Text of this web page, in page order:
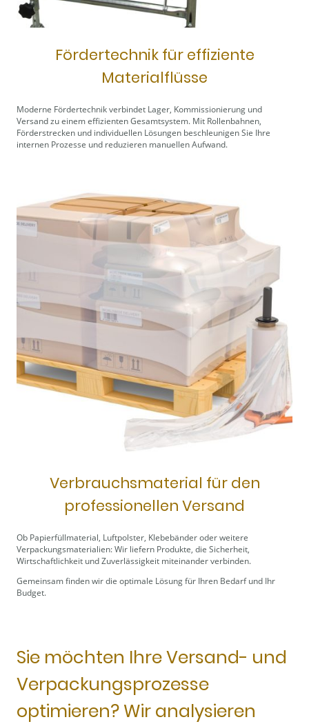
Fördertechnik für effiziente
Materialflüsse
Moderne Fördertechnik verbindet Lager, Kommissionierung und
Versand zu einem effizienten Gesamtsystem. Mit Rollenbahnen,
Förderstrecken und individuellen Lösungen beschleunigen Sie Ihre
internen Prozesse und reduzieren manuellen Aufwand.
Verbrauchsmaterial für den
professionellen Versand
Ob Papierfüllmaterial, Luftpolster, Klebebänder oder weitere
Verpackungsmaterialien: Wir liefern Produkte, die Sicherheit,
Wirtschaftlichkeit und Zuverlässigkeit miteinander verbinden.
Gemeinsam finden wir die optimale Lösung für Ihren Bedarf und Ihr
Budget.
Sie möchten Ihre Versand- und
Verpackungsprozesse
optimieren? Wir analysieren